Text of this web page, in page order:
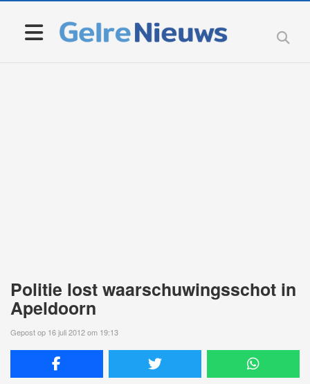
Politie lost waarschuwingsschot in
Apeldoorn
Gepost op 16 juli 2012 om 19:13